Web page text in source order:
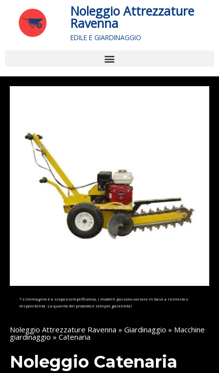
contenuto
Noleggio Attrezzature
Ravenna
EDILE E GIARDINAGGIO
Noleggio Attrezzature Ravenna » Giardinaggio » Macchine
giardinaggio » Catenaria
Noleggio Catenaria
* L’immagine è a scopo esemplificativo, i modelli possono variare in base a richieste e
disponibilità. La qualità del prodotto è sempre garantita!